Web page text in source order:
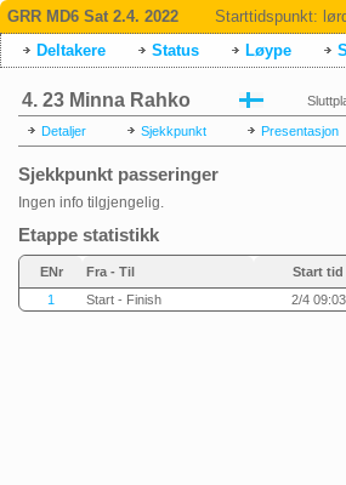
GRR MD6 Sat 2.4. 2022 Starttidspunkt:
Deltakere
Status Løype
4. 23 Minna Rahko
Detaljer Sjekkpunkt Presentasjon
Sjekkpunkt passeringer
Ingen info tilgjengelig.
Etappe statistikk
ENr Fra - Til Start tid
1
Start - Finish 2/4 09:03